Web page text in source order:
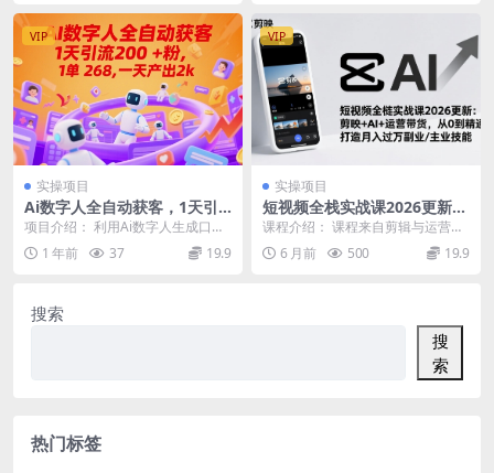
VIP
实操项目
Ai数字人全自动获客，1天引
流200+粉，1单 268，一天产
出2k+
项目介绍： 利用Ai数字人生成口播
类型的视频，一般生成的都是那种
成功方法励志故事...
1 年前 37 19.9
VIP
实操项目
短视频全栈实战课2026更新：
剪映+AI+运营带货，从0到精
通，打造月入过万副业/主业技
能
课程介绍： 课程来自剪辑与运营实
战课。剪映基础操作、热门特效制
作，以及从作品发布...
6 月前 500 19.9
搜索
搜
索
热门标签